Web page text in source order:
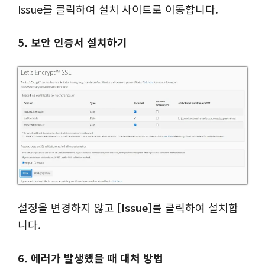
Issue를 클릭하여 설치 사이트로 이동합니다.
5. 보안 인증서 설치하기
설정을 변경하지 않고 [Issue]를 클릭하여 설치합
니다.
6. 에러가 발생했을 때 대처 방법